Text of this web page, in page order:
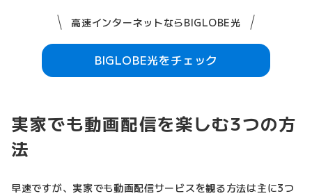
高速インターネットならBIGLOBE光
BIGLOBE光をチェック
実家でも動画配信を楽しむ3つの方
法
早速ですが、実家でも動画配信サービスを観る方法は主に3つ